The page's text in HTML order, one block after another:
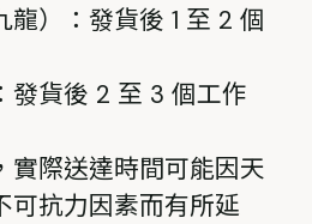
龍）：發貨後 1 至 2 個
發貨後 2 至 3 個工作
實際送達時間可能因天
可抗力因素而有所延